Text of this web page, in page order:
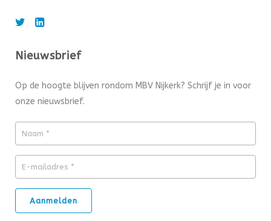
Nieuwsbrief
Op de hoogte blijven rondom MBV Nijkerk? Schrijf je in voor
onze nieuwsbrief.